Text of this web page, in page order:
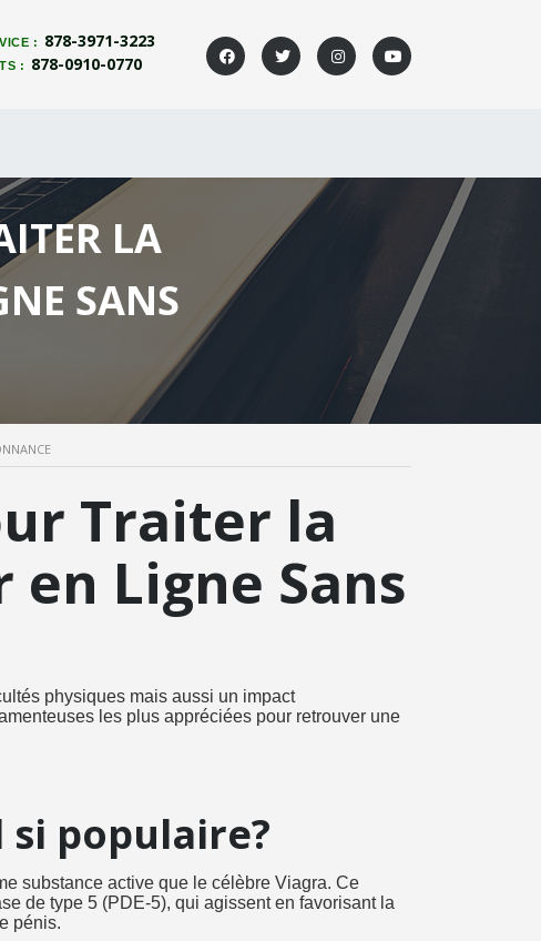
: 878-3971-3223
: 878-0910-0770
LA
SANS
Traiter la
Ligne Sans
physiques mais aussi un impact
les plus appréciées pour retrouver une
si populaire?
substance active que le célèbre Viagra. Ce
de type 5 (PDE-5), qui agissent en favorisant la
pénis.